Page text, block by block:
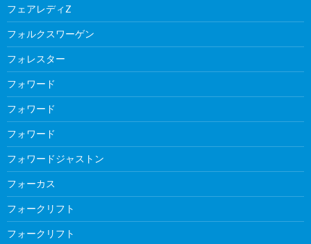
フェアレディZ
フォルクスワーゲン
フォレスター
フォワード
フォワード
フォワード
フォワードジャストン
フォーカス
フォークリフト
フォークリフト